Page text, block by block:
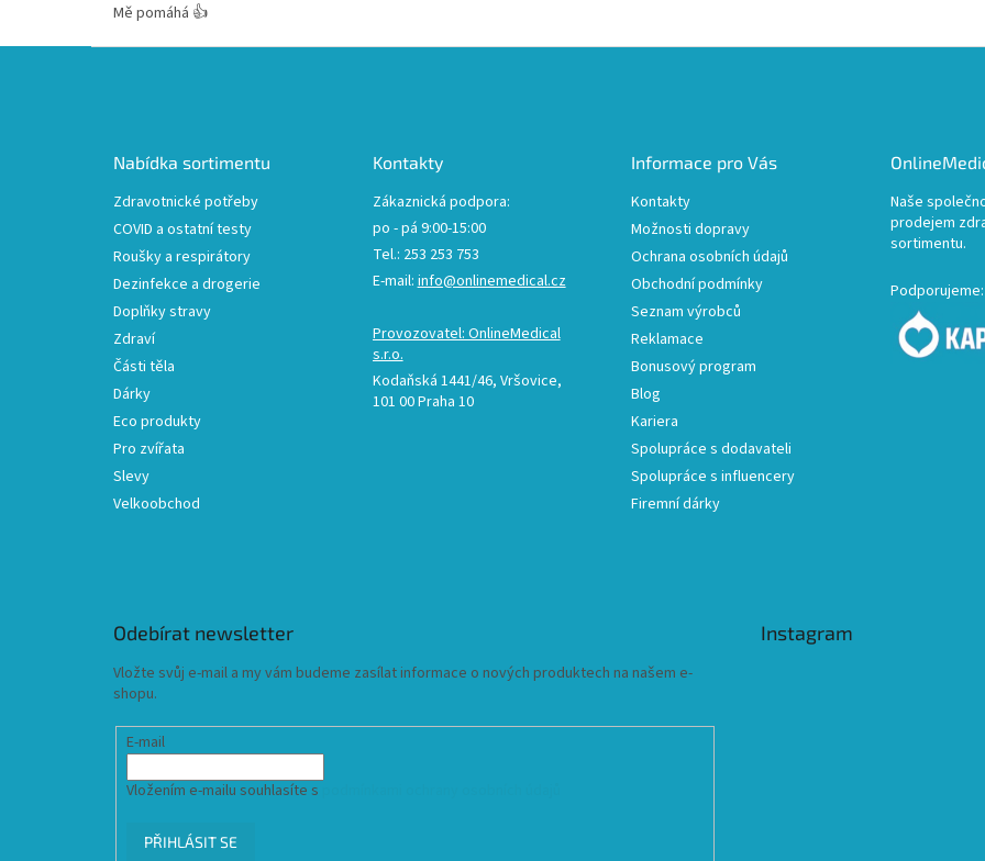
Mě pomáhá 👍
Nabídka sortimentu
Zdravotnické potřeby
COVID a ostatní testy
Roušky a respirátory
Dezinfekce a drogerie
Doplňky stravy
Zdraví
Části těla
Dárky
Eco produkty
Pro zvířata
Slevy
Velkoobchod
Kontakty
Zákaznická podpora:
po - pá 9:00-15:00
Tel.: 253 253 753
E-mail: info@onlinemedical.cz
Provozovatel: OnlineMedical
s.r.o.
Kodaňská 1441/46, Vršovice,
101 00 Praha 10
Informace pro Vás
Kontakty
Možnosti dopravy
Ochrana osobních údajů
Obchodní podmínky
Seznam výrobců
Reklamace
Bonusový program
Blog
Kariera
Spolupráce s dodavateli
Spolupráce s influencery
Firemní dárky
Naše
prodejem
sortimentu.
Podporujeme:
Odebírat newsletter
Vložte svůj e-mail a my vám budeme zasílat informace o nových produktech na našem e-
shopu.
E-mail
Vložením e-mailu souhlasíte s
PŘIHLÁSIT SE
Instagram